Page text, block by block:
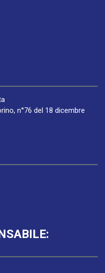
n°76 del 18 dicembre